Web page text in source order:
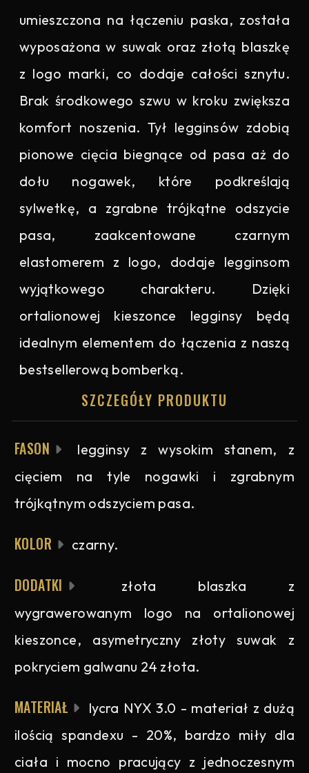
umieszczona na łączeniu paska, została
wyposażona w suwak oraz złotą blaszkę
z logo marki, co dodaje całości sznytu.
Brak środkowego szwu w kroku zwiększa
komfort noszenia. Tył legginsów zdobią
pionowe cięcia biegnące od pasa aż do
dołu nogawek, które podkreślają
sylwetkę, a zgrabne trójkątne odszycie
pasa, zaakcentowane czarnym
elastomerem z logo, dodaje legginsom
wyjątkowego charakteru. Dzięki
ortalionowej kieszonce legginsy będą
idealnym elementem do łączenia z naszą
bestsellerową bomberką.
SZCZEGÓŁY PRODUKTU
FASON
legginsy z wysokim stanem, z
cięciem na tyle nogawki i zgrabnym
trójkątnym odszyciem pasa.
KOLOR czarny.
DODATKI
złota blaszka z
wygrawerowanym logo na ortalionowej
kieszonce, asymetryczny złoty suwak z
pokryciem galwanu 24 złota.
MATERIAŁ
lycra NYX 3.0 - materiał z dużą
ilością spandexu - 20%, bardzo miły dla
ciała i mocno pracujący z jednoczesnym